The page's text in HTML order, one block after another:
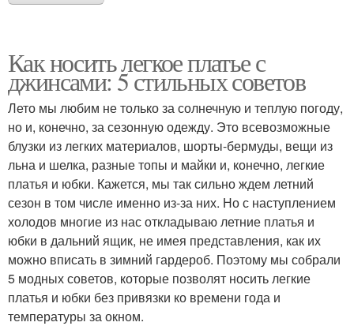
Как носить легкое платье с
джинсами: 5 стильных советов
Лето мы любим не только за солнечную и теплую погоду,
но и, конечно, за сезонную одежду. Это всевозможные
блузки из легких материалов, шорты-бермуды, вещи из
льна и шелка, разные топы и майки и, конечно, легкие
платья и юбки. Кажется, мы так сильно ждем летний
сезон в том числе именно из-за них. Но с наступлением
холодов многие из нас откладываю летние платья и
юбки в дальний ящик, не имея представления, как их
можно вписать в зимний гардероб. Поэтому мы собрали
5 модных советов, которые позволят носить легкие
платья и юбки без привязки ко времени года и
температуры за окном.